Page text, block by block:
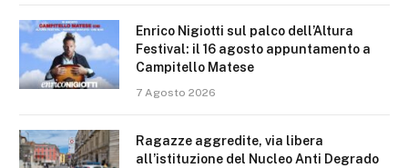
Enrico Nigiotti sul palco dell’Altura
Festival: il 16 agosto appuntamento a
Campitello Matese
7 Agosto 2026
Ragazze aggredite, via libera
all’istituzione del Nucleo Anti Degrado